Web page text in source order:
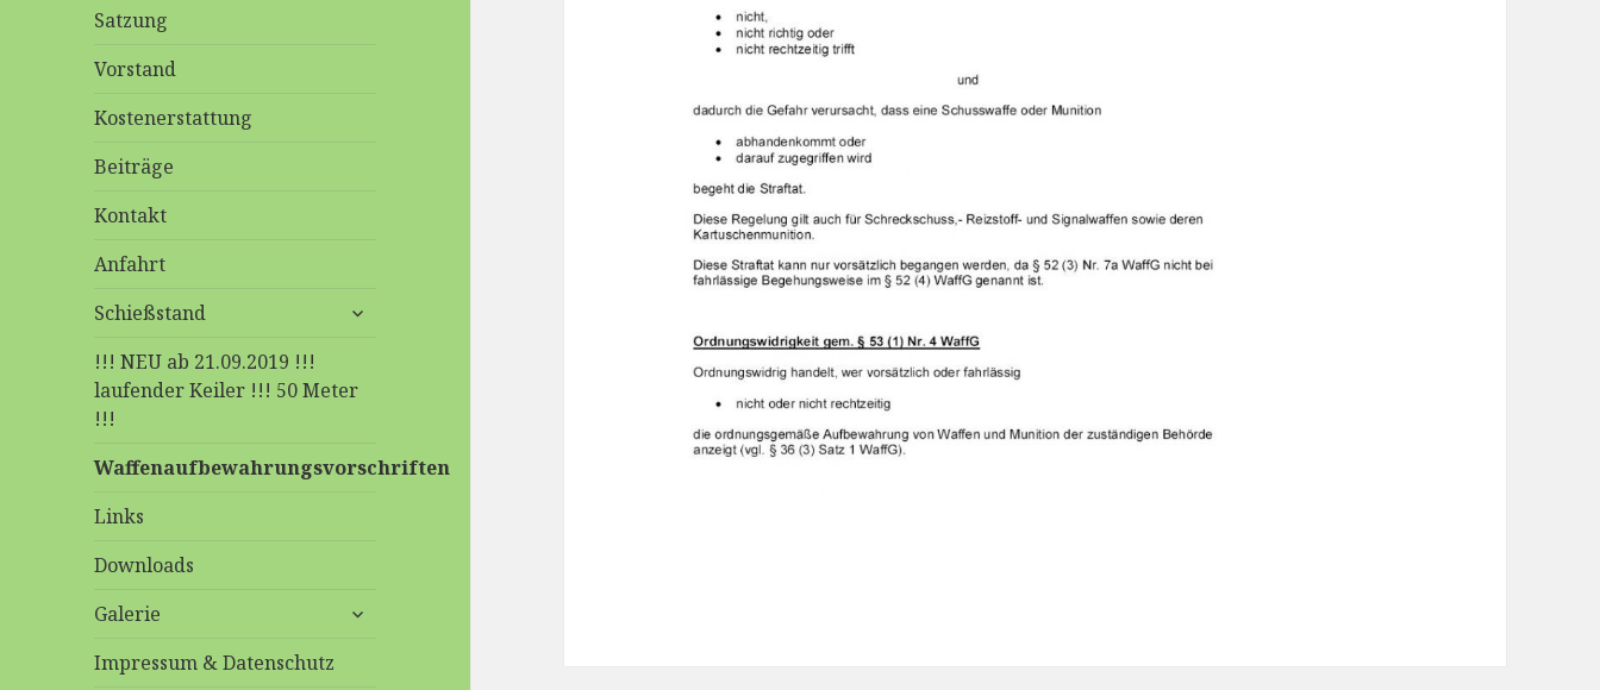
Satzung
Vorstand
Kostenerstattung
Beiträge
Kontakt
Anfahrt
Schießstand
untermenü
!!! NEU ab 21.09.2019 !!!
laufender Keiler !!! 50 Meter
!!!
Waffenaufbewahrungsvorschriften
Links
Downloads
Galerie
untermenü
Impressum & Datenschutz